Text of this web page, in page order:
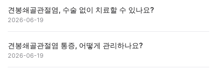
견봉쇄골관절염, 수술 없이 치료할 수 있나요?
2026-06-19
견봉쇄골관절염 통증, 어떻게 관리하나요?
2026-06-19